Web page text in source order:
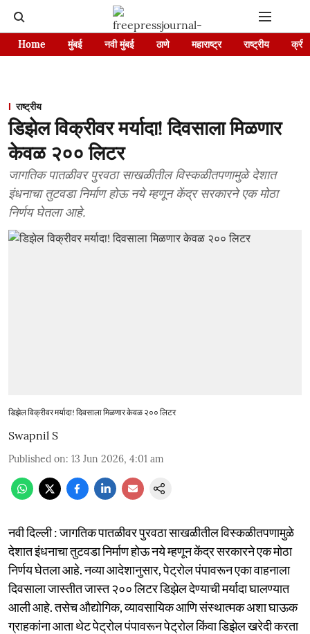
Home मुंबई नवी मुंबई ठाणे महाराष्ट्र राष्ट्रीय
राष्ट्रीय
डिझेल विक्रीवर मर्यादा! दिवसाला मिळणार
केवळ २०० लिटर
जागतिक पातळीवर पुरवठा साखळीतील विस्कळीतपणामुळे देशात
इंधनाचा तुटवडा निर्माण होऊ नये म्हणून केंद्र सरकारने एक मोठा
निर्णय घेतला आहे.
डिझेल विक्रीवर मर्यादा! दिवसाला मिळणार केवळ २०० लिटर
Swapnil S
Published on: 13 Jun 2026, 4:01 am
नवी दिल्ली : जागतिक पातळीवर पुरवठा साखळीतील विस्कळीतपणामुळे
देशात इंधनाचा तुटवडा निर्माण होऊ नये म्हणून केंद्र सरकारने एक मोठा
निर्णय घेतला आहे. नव्या आदेशानुसार, पेट्रोल पंपावरून एका वाहनाला
दिवसाला जास्तीत जास्त २०० लिटर डिझेल देण्याची मर्यादा घालण्यात
आली आहे. तसेच औद्योगिक, व्यावसायिक आणि संस्थात्मक अशा घाऊक
ग्राहकांना आता थेट पेट्रोल पंपावरून पेट्रोल किंवा डिझेल खरेदी करता